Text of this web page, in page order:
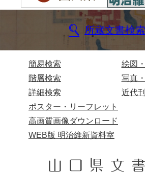
所蔵文書検索
簡易検索
階層検索
詳細検索
絵図
写真
近代
ポスター・リーフレット
高画質画像ダウンロード
WEB版 明治維新資料室